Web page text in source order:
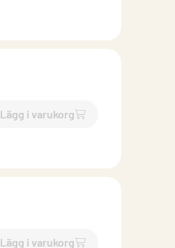
Lägg i varukorg
`$Lägg till
Lägg i varukorg